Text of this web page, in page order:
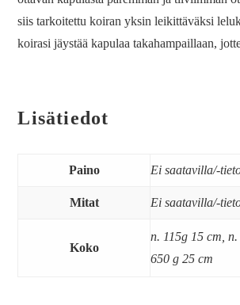
siis tarkoitettu koiran yksin leikittäväksi
koirasi jäystää kapulaa takahampaillaan,
Lisätiedot
Paino Ei saatavilla/-
Mitat Ei saatavilla/-
Koko
n. 115g 15 cm,
650 g 25 cm